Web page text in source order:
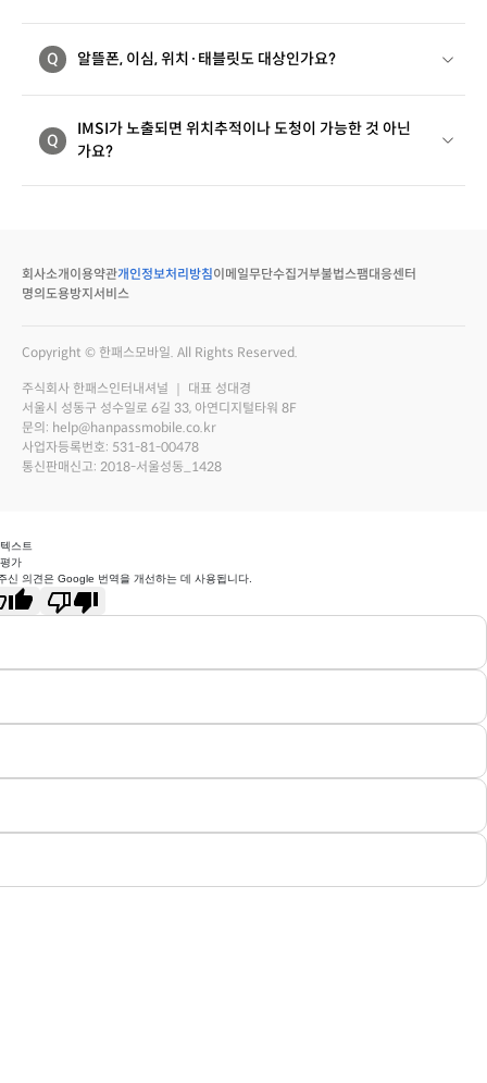
Q 알뜰폰, 이심, 위치·태블릿도 대상인가요?
Q
IMSI가 노출되면 위치추적이나 도청이 가능한 것 아닌
가요?
회사소개 이용약관개인정보처리방침이메일무단수집거부불법스팸대응센터
명의도용방지서비스
Copyright © 한패스모바일. All Rights Reserved.
주식회사 한패스인터내셔널 ｜ 대표 성대경
서울시 성동구 성수일로 6길 33, 아연디지털타워 8F
문의: help@hanpassmobile.co.kr
사업자등록번호: 531-81-00478
통신판매신고: 2018-서울성동_1428
스트
가
신 의견은 Google 번역을 개선하는 데 사용됩니다.